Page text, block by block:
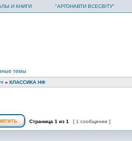
И КНИГИ "АРГОНАВТИ ВСЕСВІТУ"
темы
» КЛАССИКА НФ
Страница 1 из 1 [ 1 сообщение ]